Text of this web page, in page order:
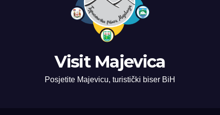
Visit Majevica
Posjetite Majevicu, turistički biser BiH